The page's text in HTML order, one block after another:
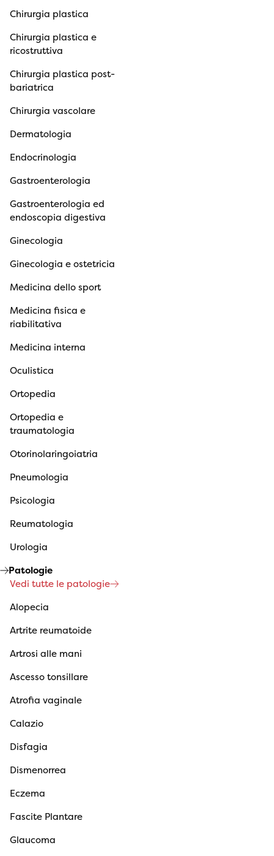
Chirurgia plastica
Chirurgia plastica e
ricostruttiva
Chirurgia plastica post-
bariatrica
Chirurgia vascolare
Dermatologia
Endocrinologia
Gastroenterologia
Gastroenterologia ed
endoscopia digestiva
Ginecologia
Ginecologia e ostetricia
Medicina dello sport
Medicina fisica e
riabilitativa
Medicina interna
Oculistica
Ortopedia
Ortopedia e
traumatologia
Otorinolaringoiatria
Pneumologia
Psicologia
Reumatologia
Urologia
Patologie
Vedi tutte le patologie
Alopecia
Artrite reumatoide
Artrosi alle mani
Ascesso tonsillare
Atrofia vaginale
Calazio
Disfagia
Dismenorrea
Eczema
Fascite Plantare
Glaucoma